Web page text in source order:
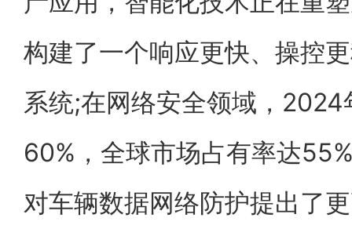
构建了一个响应更快、操控
系统;在网络安全领域，
60%，全球市场占有率达
对车辆数据网络防护提出了